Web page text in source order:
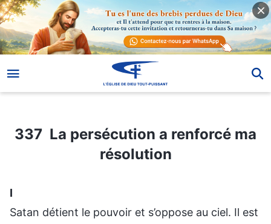
337 La persécution a renforcé ma résolution
337 La persécution a renforcé ma
résolution
Ⅰ
Satan détient le pouvoir et s’oppose au ciel. Il est